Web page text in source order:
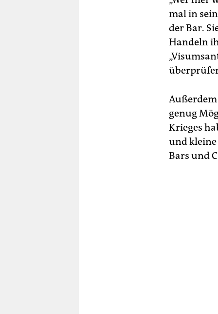
mal in
der Bar.
Handeln
genug
Krieges
und
Bars und